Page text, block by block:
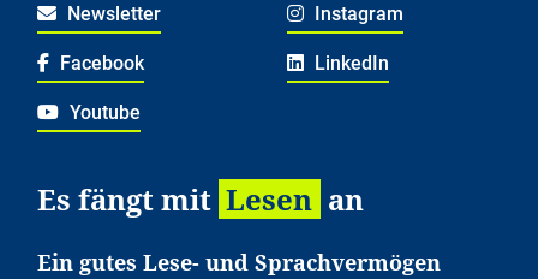
Newsletter Instagram
Facebook LinkedIn
Youtube
Es fängt mit Lesen an
Ein gutes Lese- und Sprachvermögen